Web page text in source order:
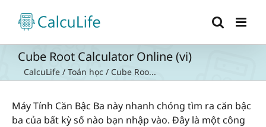
content
Cube Root Calculator Online (vi)
CalcuLife / Toán học / Cube Roo...
Máy Tính Căn Bậc Ba này nhanh chóng tìm ra căn bậc
ba của bất kỳ số nào bạn nhập vào. Đây là một công